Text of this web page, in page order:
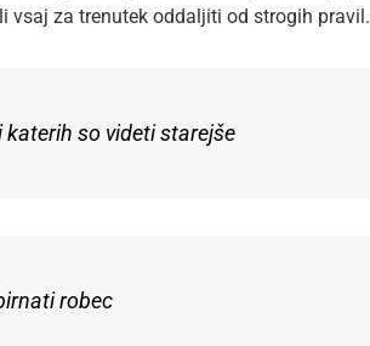
vsaj za trenutek oddaljiti od strogih pravil.
so videti starejše
robec